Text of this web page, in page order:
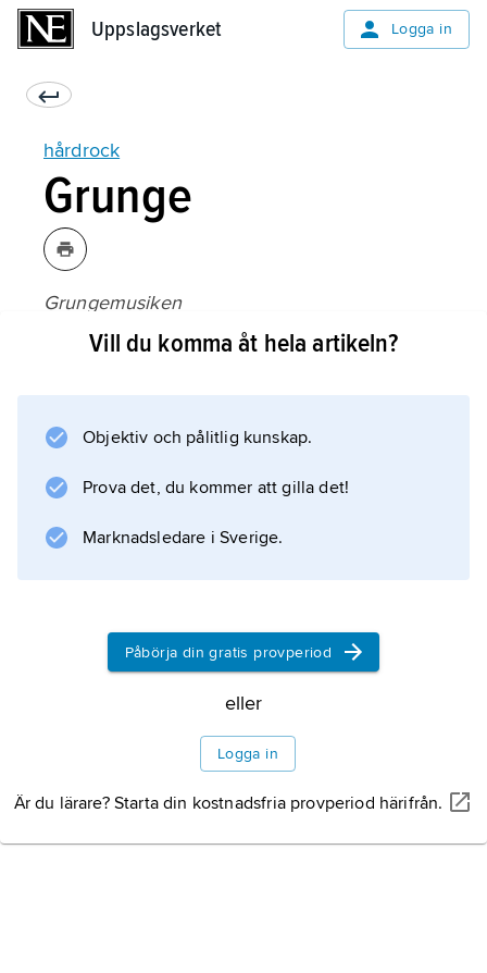
Uppslagsverket Logga in
hårdrock
Grunge
Grungemusiken
, som växte fram i Seattle med grupper som
, skördade betydande framgångar under
1990-talet. Med avskalad scenestetik,
ångestridna texter stod genren i skarp
också anklagas för att ha
Information om artikeln
Vill du komma åt hela artikeln?
Objektiv och pålitlig kunskap.
Prova det, du kommer att gilla det!
Marknadsledare i Sverige.
Påbörja din gratis provperiod
eller
Logga in
Är du lärare? Starta din kostnadsfria provperiod härifrån.